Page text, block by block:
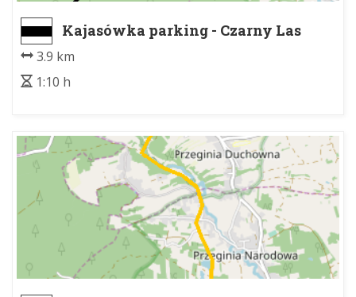
Kajasówka parking - Czarny Las
3.9 km
1:10 h